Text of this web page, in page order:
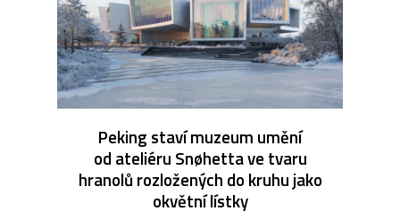
Peking staví muzeum umění
od ateliéru Snøhetta ve tvaru
hranolů rozložených do kruhu jako
okvětní lístky